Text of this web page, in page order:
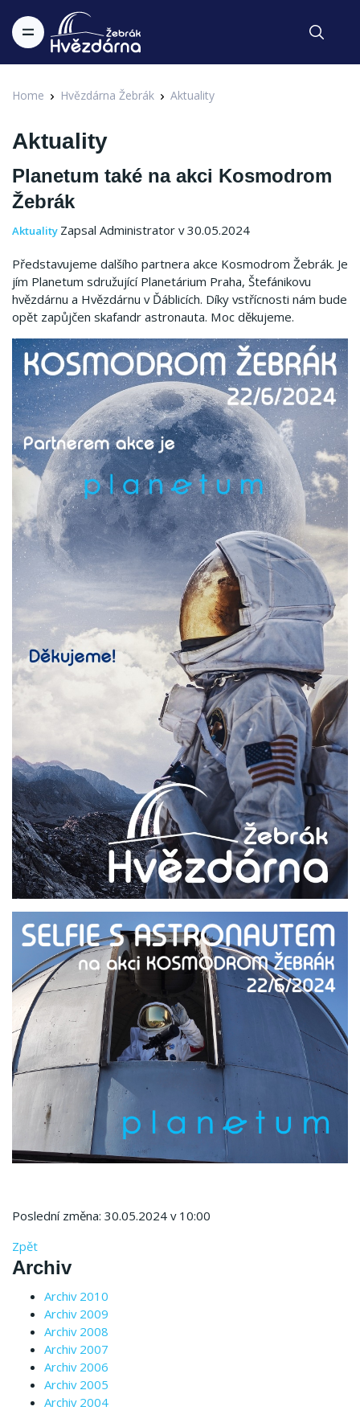
Home Hvězdárna Žebrák Aktuality
Aktuality
Planetum také na akci Kosmodrom
Žebrák
Aktuality Zapsal Administrator v 30.05.2024
Představujeme dalšího partnera akce Kosmodrom Žebrák. Je
jím Planetum sdružující Planetárium Praha, Štefánikovu
hvězdárnu a Hvězdárnu v Ďáblicích. Díky vstřícnosti nám bude
opět zapůjčen skafandr astronauta. Moc děkujeme.
Poslední změna: 30.05.2024 v 10:00
Zpět
Archiv
Archiv 2010
Archiv 2009
Archiv 2008
Archiv 2007
Archiv 2006
Archiv 2005
Archiv 2004